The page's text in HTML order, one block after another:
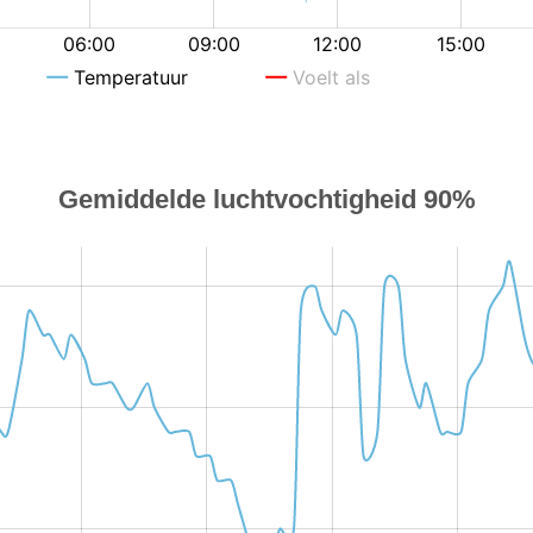
Gemiddelde luchtvochtigheid 90%